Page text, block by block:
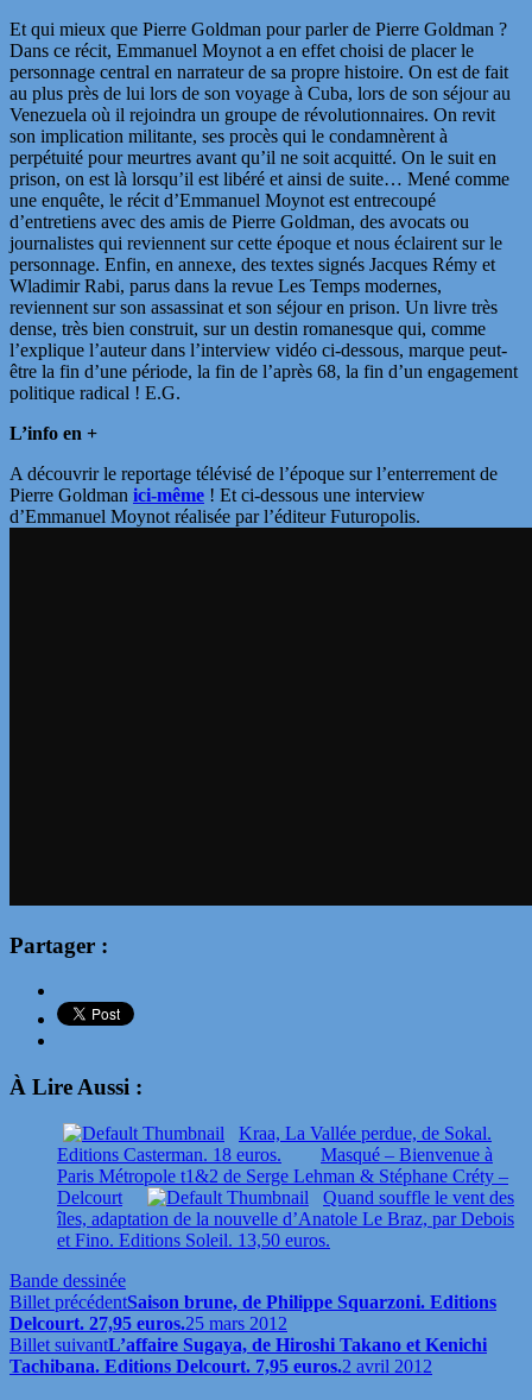
Et qui mieux que Pierre Goldman pour parler de Pierre Goldman ?
Dans ce récit, Emmanuel Moynot a en effet choisi de placer le
personnage central en narrateur de sa propre histoire. On est de fait
au plus près de lui lors de son voyage à Cuba, lors de son séjour au
Venezuela où il rejoindra un groupe de révolutionnaires. On revit
son implication militante, ses procès qui le condamnèrent à
perpétuité pour meurtres avant qu’il ne soit acquitté. On le suit en
prison, on est là lorsqu’il est libéré et ainsi de suite… Mené comme
une enquête, le récit d’Emmanuel Moynot est entrecoupé
d’entretiens avec des amis de Pierre Goldman, des avocats ou
journalistes qui reviennent sur cette époque et nous éclairent sur le
personnage. Enfin, en annexe, des textes signés Jacques Rémy et
Wladimir Rabi, parus dans la revue Les Temps modernes,
reviennent sur son assassinat et son séjour en prison. Un livre très
dense, très bien construit, sur un destin romanesque qui, comme
l’explique l’auteur dans l’interview vidéo ci-dessous, marque peut-
être la fin d’une période, la fin de l’après 68, la fin d’un engagement
politique radical ! E.G.
L’info en +
A découvrir le reportage télévisé de l’époque sur l’enterrement de
Pierre Goldman ici-même ! Et ci-dessous une interview
d’Emmanuel Moynot réalisée par l’éditeur Futuropolis.
Partager :
À Lire Aussi :
Kraa, La Vallée perdue, de Sokal.
Editions Casterman. 18 euros.
Masqué – Bienvenue à
Paris Métropole t1&2 de Serge Lehman & Stéphane Créty –
Delcourt
Quand souffle le vent des
îles, adaptation de la nouvelle d’Anatole Le Braz, par Debois
et Fino. Editions Soleil. 13,50 euros.
Bande dessinée
Billet précédentSaison brune, de Philippe Squarzoni. Editions
Delcourt. 27,95 euros.25 mars 2012
Billet suivantL’affaire Sugaya, de Hiroshi Takano et Kenichi
Tachibana. Editions Delcourt. 7,95 euros.2 avril 2012